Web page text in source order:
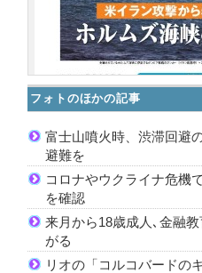
フォトのほかの記事
富士山噴火時、渋滞回避
避難を
コロナやウクライナ危機
を確認
来月から18歳成人､金融
がる
リオの「コルコバードの